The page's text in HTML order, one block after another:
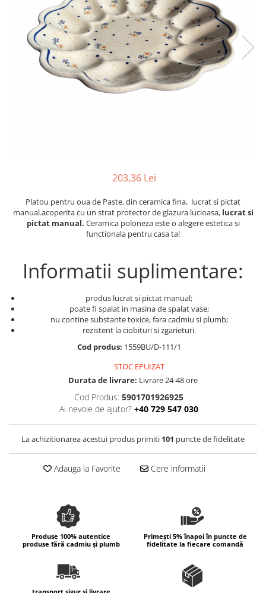
Farfurii
Recipiente depozitare
Accesorii decorative
Colectiile Flowers
Colectia Forget-me-nots
Colectia Basket of Blue
Colectii Artistice
Colectiile Country
Colectia Morning Sunrise
Colectia Infinity
Colectia Morning Glory
Colectia Wild Hearts
203,36 Lei
Platou pentru oua de Paste, din ceramica fina, lucrat si pictat
manual.acoperita cu un strat protector de glazura lucioasa,lucrat si
pictat manual. Ceramica poloneza este o alegere estetica si
functionala pentru casa ta!
Informatii suplimentare:
produs lucrat si pictat manual;
poate fi spalat in masina de spalat vase;
nu contine substante toxice, fara cadmiu si plumb;
rezistent la ciobituri si zgarieturi.
Cod produs: 1559BU/D-111/1
STOC EPUIZAT
Durata de livrare: Livrare 24-48 ore
Cod Produs: 5901701926925
Ai nevoie de ajutor? +40 729 547 030
La achizitionarea acestui produs primiti 101 puncte de fidelitate
Adauga la Favorite Cere informatii
Produse 100% autentice
produse fără cadmiu și plumb
Primești 5% înapoi în puncte de
fidelitate la fiecare comandă